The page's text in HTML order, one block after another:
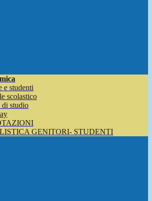
e studenti
scolastico
di studio
GENITORI- STUDENTI